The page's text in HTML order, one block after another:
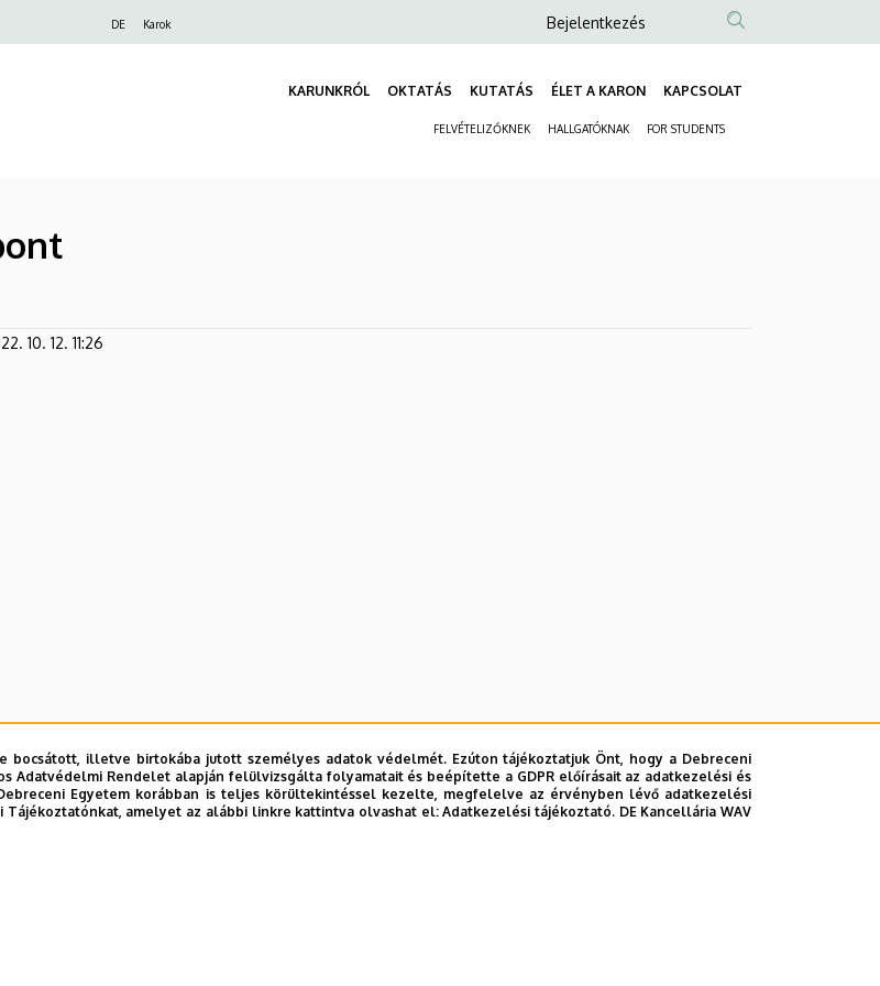
DE Karok
Anonim
fiók
menüje
Bejelentkezés
KARUNKRÓL OKTATÁS KUTATÁS ÉLET A KARON KAPCSOLAT
FELVÉTELIZŐKNEK HALLGATÓKNAK FOR STUDENTS
10. 12. 11:26
bocsátott, illetve birtokába jutott személyes adatok védelmét. Ezúton tájékoztatjuk Önt, hogy a Debreceni
Adatvédelmi Rendelet alapján felülvizsgálta folyamatait és beépítette a GDPR előírásait az adatkezelési és
Egyetem korábban is teljes körültekintéssel kezelte, megfelelve az érvényben lévő adatkezelési
Tájékoztatónkat, amelyet az alábbi linkre kattintva olvashat el:Adatkezelési tájékoztató. DE Kancellária WAV